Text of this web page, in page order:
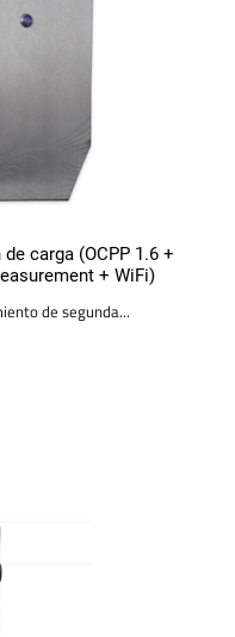
carga (OCPP 1.6 +
+ WiFi)
de segunda...